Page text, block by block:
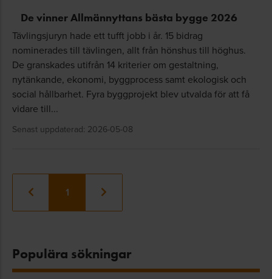
De vinner Allmännyttans bästa bygge 2026
Tävlingsjuryn hade ett tufft jobb i år. 15 bidrag
nominerades till tävlingen, allt från hönshus till höghus.
De granskades utifrån 14 kriterier om gestaltning,
nytänkande, ekonomi, byggprocess samt ekologisk och
social hållbarhet. Fyra byggprojekt blev utvalda för att få
vidare till...
Senast uppdaterad: 2026-05-08
1
Populära sökningar